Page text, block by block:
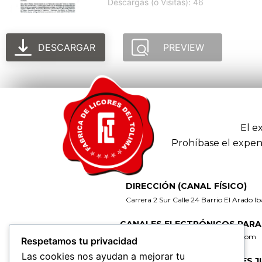
DESCARGAR PREVIEW
El
Prohíbase el
DIRECCIÓN (CANAL FÍSICO)
Carrera 2 Sur Calle 24 Barrio El Arado
CANALES ELECTRÓNICOS
gerencia@fabricadelicoresdeltolima.com
Respetamos tu privacidad
Las cookies nos ayudan a mejorar tu